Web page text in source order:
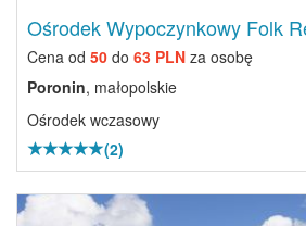
Ośrodek Wypoczynkowy Folk
Cena od 50 do 63 PLN za osobę
Poronin, małopolskie
Ośrodek wczasowy
(2)
Previous